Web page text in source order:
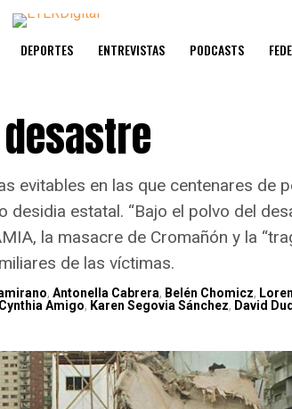
DEPORTES ENTREVISTAS PODCASTS
evitables en las que centenares de
estatal. “Bajo el polvo del
la masacre de Cromañón y la
de las víctimas.
, Antonella Cabrera, Belén Chomicz,
Cynthia Amigo, Karen Segovia Sánchez, David